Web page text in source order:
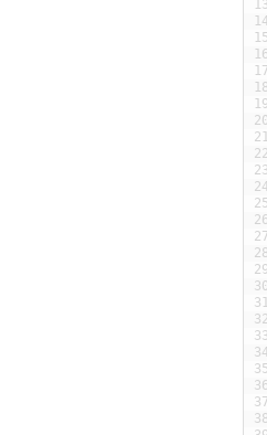
13
15
16
17
18
19
20
21
22
23
25
26
27
28
29
30
31
32
33
35
36
37
38